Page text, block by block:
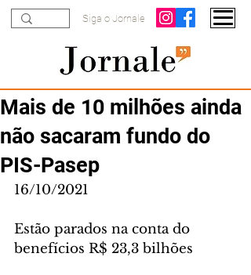
Siga o Jornale
Mais de 10 milhões ainda
não sacaram fundo do
PIS-Pasep
16/10/2021
Estão parados na conta do
benefícios R$ 23,3 bilhões